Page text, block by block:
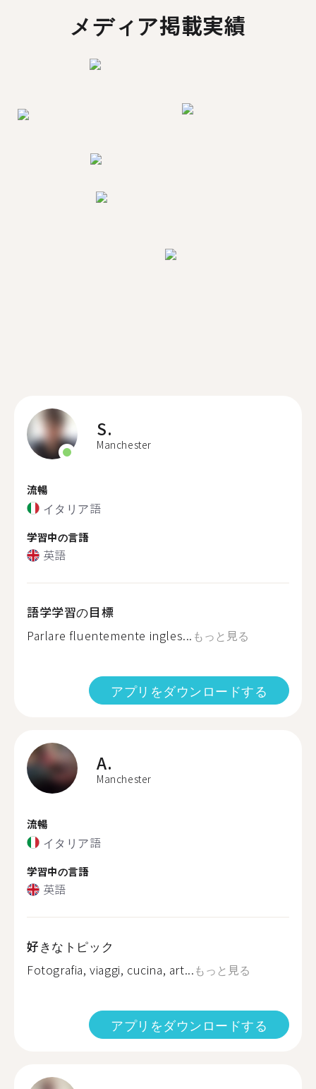
メディア掲載実績
S.
Manchester
流暢
イタリア語
学習中の言語
英語
語学学習の目標
Parlare fluentemente ingles... もっと見る
アプリをダウンロードする
A.
Manchester
流暢
イタリア語
学習中の言語
英語
好きなトピック
Fotografia, viaggi, cucina, art...もっと見る
アプリをダウンロードする